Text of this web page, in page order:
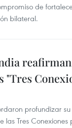
de
bilateral.
"Tres
profundizar
las Tres